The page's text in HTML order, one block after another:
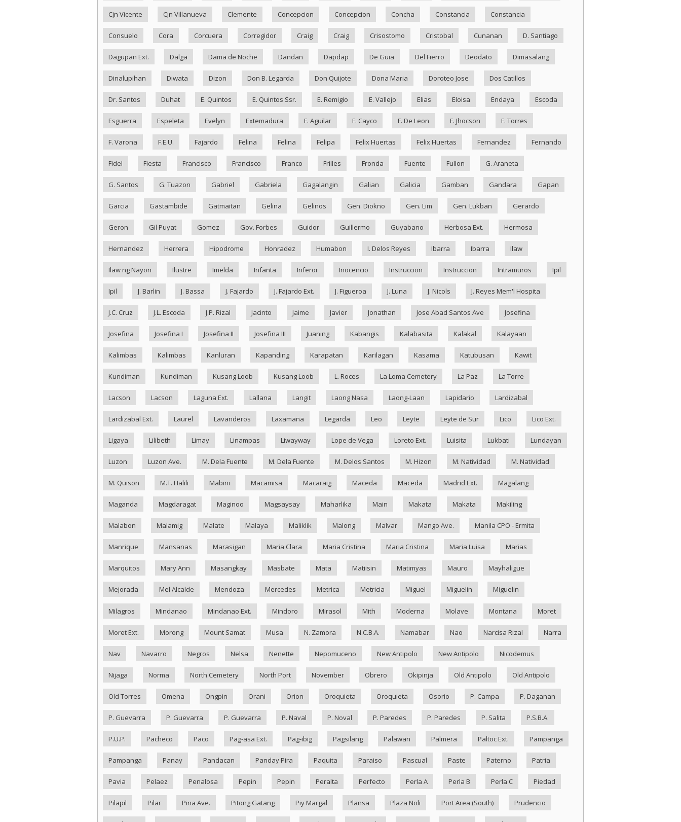
Cjn Vicente Cjn Villanueva Clemente Concepcion Concepcion Concha Constancia Constancia
Consuelo Cora Corcuera Corregidor Craig Craig Crisostomo Cristobal Cunanan D. Santiago
Dagupan Ext. Dalga Dama de Noche Dandan Dapdap De Guia Del Fierro Deodato Dimasalang
Dinalupihan Diwata Dizon Don B. Legarda Don Quijote Dona Maria Doroteo Jose Dos Catillos
Dr. Santos Duhat E. Quintos E. Quintos Ssr. E. Remigio E. Vallejo Elias Eloisa Endaya Escoda
Esguerra Espeleta Evelyn Extemadura F. Aguilar F. Cayco F. De Leon F. Jhocson F. Torres
F. Varona F.E.U. Fajardo Felina Felina Felipa Felix Huertas Felix Huertas Fernandez Fernando
Fidel Fiesta Francisco Francisco Franco Frilles Fronda Fuente Fullon G. Araneta
G. Santos G. Tuazon Gabriel Gabriela Gagalangin Galian Galicia Gamban Gandara Gapan
Garcia Gastambide Gatmaitan Gelina Gelinos Gen. Diokno Gen. Lim Gen. Lukban Gerardo
Geron Gil Puyat Gomez Gov. Forbes Guidor Guillermo Guyabano Herbosa Ext. Hermosa
Hernandez Herrera Hipodrome Honradez Humabon I. Delos Reyes Ibarra Ibarra Ilaw
Ilaw ng Nayon Ilustre Imelda Infanta Inferor Inocencio Instruccion Instruccion Intramuros Ipil
Ipil J. Barlin J. Bassa J. Fajardo J. Fajardo Ext. J. Figueroa J. Luna J. Nicols J. Reyes Mem'l Hospita
J.C. Cruz J.L. Escoda J.P. Rizal Jacinto Jaime Javier Jonathan Jose Abad Santos Ave Josefina
Josefina Josefina I Josefina II Josefina III Juaning Kabangis Kalabasita Kalakal Kalayaan
Kalimbas Kalimbas Kanluran Kapanding Karapatan Karilagan Kasama Katubusan Kawit
Kundiman Kundiman Kusang Loob Kusang Loob L. Roces La Loma Cemetery La Paz La Torre
Lacson Lacson Laguna Ext. Lallana Langit Laong Nasa Laong-Laan Lapidario Lardizabal
Lardizabal Ext. Laurel Lavanderos Laxamana Legarda Leo Leyte Leyte de Sur Lico Lico Ext.
Ligaya Lilibeth Limay Linampas Liwayway Lope de Vega Loreto Ext. Luisita Lukbati Lundayan
Luzon Luzon Ave. M. Dela Fuente M. Dela Fuente M. Delos Santos M. Hizon M. Natividad M. Natividad
M. Quison M.T. Halili Mabini Macamisa Macaraig Maceda Maceda Madrid Ext. Magalang
Maganda Magdaragat Maginoo Magsaysay Maharlika Main Makata Makata Makiling
Malabon Malamig Malate Malaya Maliklik Malong Malvar Mango Ave. Manila CPO - Ermita
Manrique Mansanas Marasigan Maria Clara Maria Cristina Maria Cristina Maria Luisa Marias
Marquitos Mary Ann Masangkay Masbate Mata Matiisin Matimyas Mauro Mayhaligue
Mejorada Mel Alcalde Mendoza Mercedes Metrica Metricia Miguel Miguelin Miguelin
Milagros Mindanao Mindanao Ext. Mindoro Mirasol Mith Moderna Molave Montana Moret
Moret Ext. Morong Mount Samat Musa N. Zamora N.C.B.A. Namabar Nao Narcisa Rizal Narra
Nav Navarro Negros Nelsa Nenette Nepomuceno New Antipolo New Antipolo Nicodemus
Nijaga Norma North Cemetery North Port November Obrero Okipinja Old Antipolo Old Antipolo
Old Torres Omena Ongpin Orani Orion Oroquieta Oroquieta Osorio P. Campa P. Daganan
P. Guevarra P. Guevarra P. Guevarra P. Naval P. Noval P. Paredes P. Paredes P. Salita P.S.B.A.
P.U.P. Pacheco Paco Pag-asa Ext. Pag-ibig Pagsilang Palawan Palmera Paltoc Ext. Pampanga
Pampanga Panay Pandacan Panday Pira Paquita Paraiso Pascual Paste Paterno Patria
Pavia Pelaez Penalosa Pepin Pepin Peralta Perfecto Perla A Perla B Perla C Piedad
Pilapil Pilar Pina Ave. Pitong Gatang Piy Margal Plansa Plaza Noli Port Area (South) Prudencio